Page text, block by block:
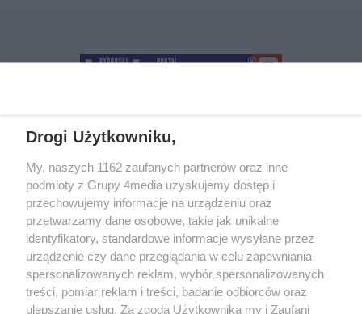
+48 52 5812666
O nas Reklama Regulamin
Kontakt
Wydarzenia
Ogłoszenia Katalog firm
Zapisz się do newslettera
Drogi Użytkowniku,
My, naszych 1162 zaufanych partnerów oraz inne
podmioty z Grupy 4media uzyskujemy dostęp i
przechowujemy informacje na urządzeniu oraz
przetwarzamy dane osobowe, takie jak unikalne
identyfikatory, standardowe informacje wysyłane przez
urządzenie czy dane przeglądania w celu zapewniania
spersonalizowanych reklam, wybór spersonalizowanych
treści, pomiar reklam i treści, badanie odbiorców oraz
ulepszanie usług. Za zgodą Użytkownika my i Zaufani